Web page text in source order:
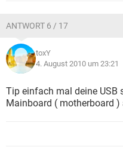
ANTWORT 6 / 17
toxY
4. August 2010 um 23:21
Tip einfach mal deine USB
Mainboard ( motherboard